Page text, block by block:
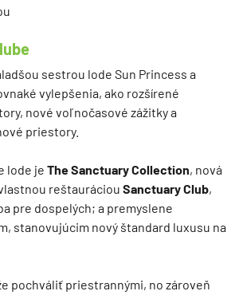
sestrou lode Sun Princess a
vylepšenia, ako rozšírené
nové voľnočasové zážitky a
priestory.
lode je The Sanctuary Collection, nová
reštauráciou Sanctuary Club,
pre dospelých; a premyslene
stanovujúcim nový štandard luxusu na
pochváliť priestrannými, no zároveň